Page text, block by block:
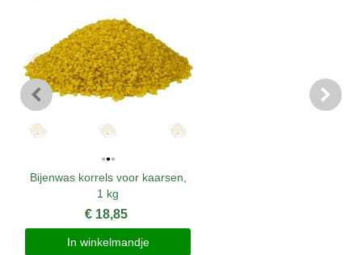
Bijenwas korrels voor kaarsen,
1 kg
€ 18,85
In winkelmandje